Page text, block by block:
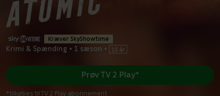
Kræver SkyShowtime
Krimi & Spænding • 1 sæson •
Prøv TV 2 Play*
*tilkøbes til TV 2 Play abonnement